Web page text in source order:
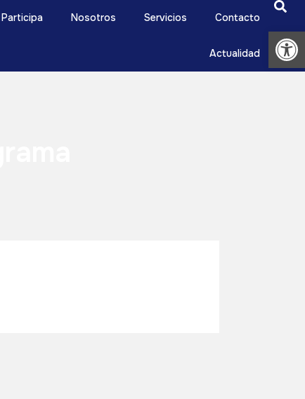
Participa Nosotros Servicios Contacto
Actualidad
Abrir